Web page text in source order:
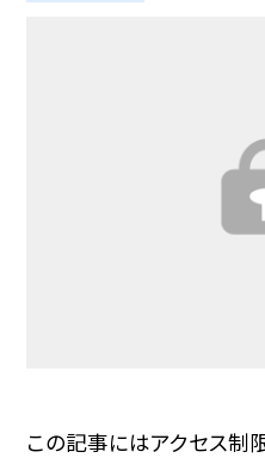
この記事にはアクセス制